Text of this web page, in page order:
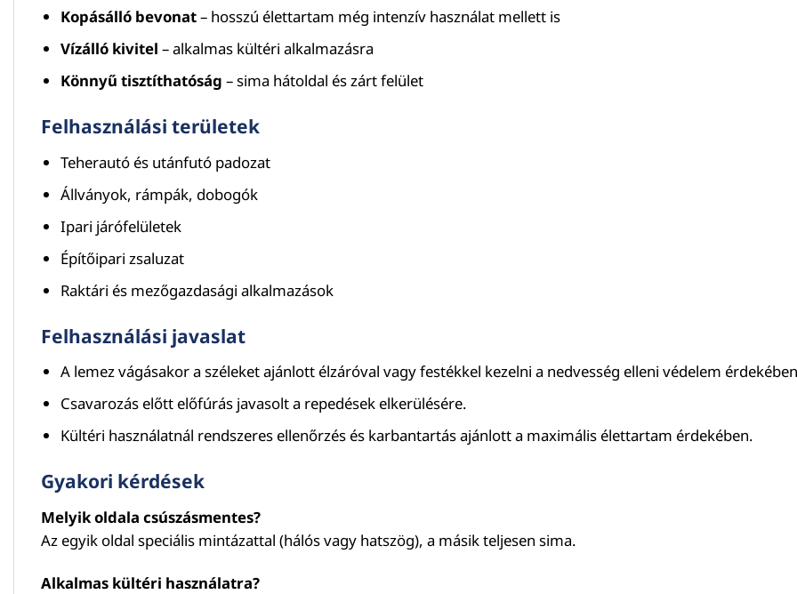
Kopásálló bevonat– hosszú élettartam még intenzív használat mellett is
Vízálló kivitel – alkalmas kültéri alkalmazásra
Könnyű tisztíthatóság – sima hátoldal és zárt felület
Felhasználási területek
Teherautó és utánfutó padozat
Állványok, rámpák, dobogók
Ipari járófelületek
Építőipari zsaluzat
Raktári és mezőgazdasági alkalmazások
Felhasználási javaslat
A lemez vágásakor a széleket ajánlott élzáróval vagy festékkel kezelni a nedvesség elleni védelem
Csavarozás előtt előfúrás javasolt a repedések elkerülésére.
Kültéri használatnál rendszeres ellenőrzés és karbantartás ajánlott a maximális élettartam érdekében.
Gyakori kérdések
Melyik oldala csúszásmentes?
Az egyik oldal speciális mintázattal (hálós vagy hatszög), a másik teljesen sima.
Alkalmas kültéri használatra?